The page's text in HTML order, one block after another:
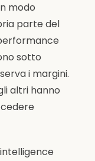
modo
parte del
sotto
i margini.
altri hanno